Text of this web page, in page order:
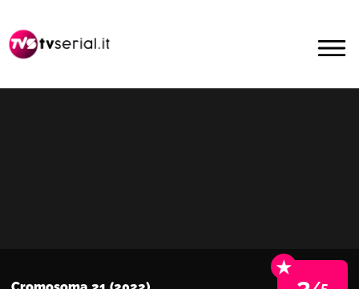
alla
navigazione
contenuto
MENU
★